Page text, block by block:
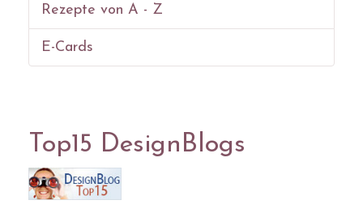
Rezepte von A - Z
E-Cards
Top15 DesignBlogs